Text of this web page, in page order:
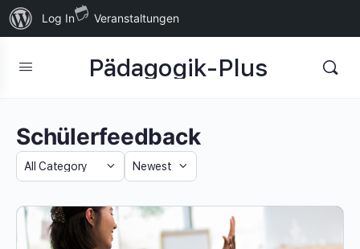
Über
WordPress
Log In Veranstaltungen
Pädagogik-Plus
Schülerfeedback
Category
Sort